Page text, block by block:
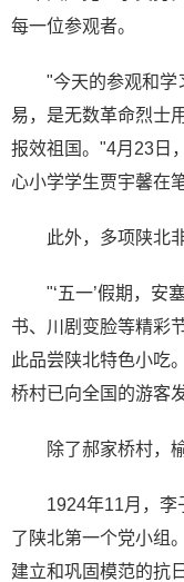
每一位参观者。
"今天的参观和学
易，是无数革命烈士
报效祖国。"4月23日
心小学学生贾宇馨在
此外，多项陕北
"‘五一’假期，安
书、川剧变脸等精彩
此品尝陕北特色小吃
桥村已向全国的游客
除了郝家桥村，
1924年11月，李
了陕北第一个党小组
建立和巩固模范的抗